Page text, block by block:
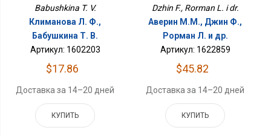
Babushkina T. V.
Климанова Л. Ф.,
Бабушкина Т. В.
Артикул: 1602203
$17.86
Доставка за 14–20 дней
КУПИТЬ
Dzhin F., Rorman L. i dr.
Аверин М.М., Джин Ф.,
Рорман Л. и др.
Артикул: 1622859
$45.82
Доставка за 14–20 дней
КУПИТЬ